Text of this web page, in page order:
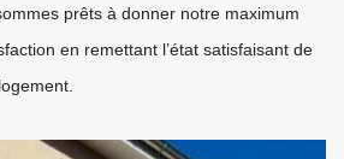
prêts à donner notre maximum
en remettant l’état satisfaisant de